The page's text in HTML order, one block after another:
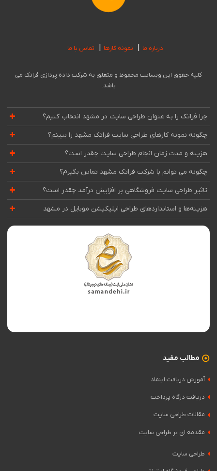
درباره ما نمونه کارها تماس با ما
کلیه حقوق این وبسایت محفوظ و متعلق به شرکت داده پردازی فراتک می
باشد.
چرا فراتک را به عنوان طراحی سایت در مشهد انتخاب کنیم؟
چگونه نمونه کارهای طراحی سایت فراتک مشهد را ببینم؟
هزینه و مدت زمان انجام طراحی سایت چقدر است؟
چگونه می توانم با شرکت فراتک مشهد تماس بگیرم؟
تاثیر طراحی سایت فروشگاهی بر افزایش درآمد چقدر است؟
هزینه‌ها و استانداردهای طراحی اپلیکیشن موبایل در مشهد
مطالب مفید
آموزش دریافت اینماد
دریافت درگاه پرداخت
مقالات طراحی سایت
مقدمه ای بر طراحی سایت
طراحی سایت